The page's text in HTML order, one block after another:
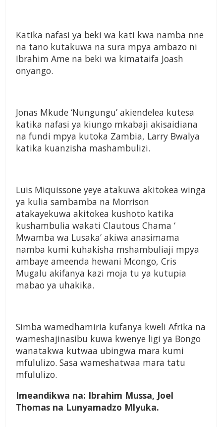
Katika nafasi ya beki wa kati kwa namba nne
na tano kutakuwa na sura mpya ambazo ni
Ibrahim Ame na beki wa kimataifa Joash
onyango.
Jonas Mkude ‘Nungungu’ akiendelea kutesa
katika nafasi ya kiungo mkabaji akisaidiana
na fundi mpya kutoka Zambia, Larry Bwalya
katika kuanzisha mashambulizi.
Luis Miquissone yeye atakuwa akitokea winga
ya kulia sambamba na Morrison
atakayekuwa akitokea kushoto katika
kushambulia wakati Clautous Chama ‘
Mwamba wa Lusaka’ akiwa anasimama
namba kumi kuhakisha mshambuliaji mpya
ambaye ameenda hewani Mcongo, Cris
Mugalu akifanya kazi moja tu ya kutupia
mabao ya uhakika.
Simba wamedhamiria kufanya kweli Afrika na
wameshajinasibu kuwa kwenye ligi ya Bongo
wanatakwa kutwaa ubingwa mara kumi
mfululizo. Sasa wameshatwaa mara tatu
mfululizo.
Imeandikwa na: Ibrahim Mussa, Joel
Thomas na Lunyamadzo Mlyuka.